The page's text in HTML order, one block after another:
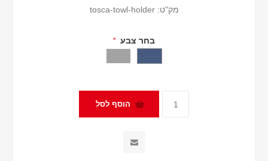
מק"ט: tosca-towl-holder
בחר צבע *